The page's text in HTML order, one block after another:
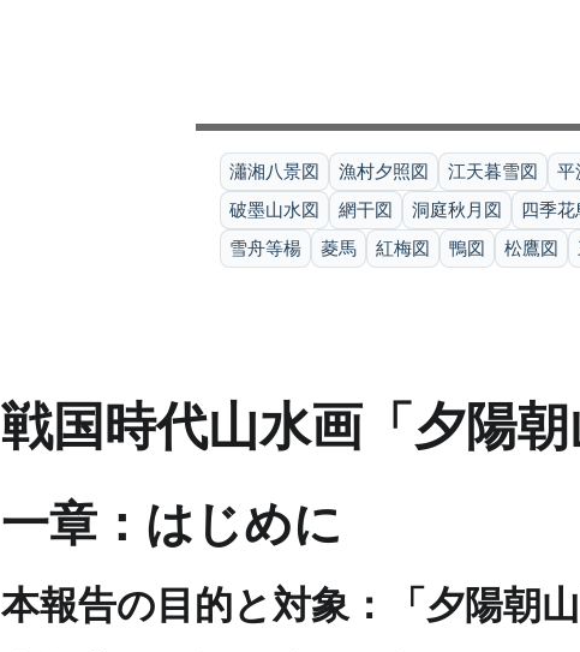
瀟湘八景図 漁村夕照図 江天暮雪図 平
破墨山水図
網干図 洞庭秋月図 四季花
雪舟等楊
菱馬 紅梅図 鴨図 松鷹図
戦国時代山水画「夕陽
一章：はじめに
本報告の目的と対象：「夕陽朝